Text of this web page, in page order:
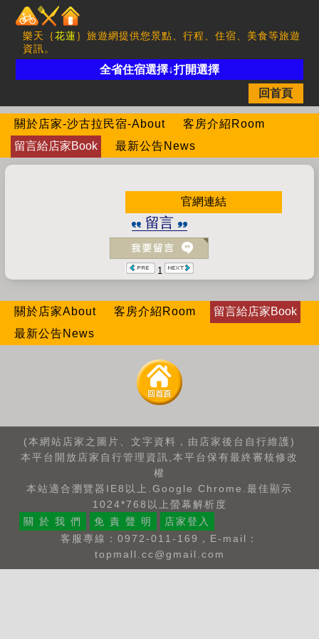
樂天｛花蓮｝旅遊網提供您景點、行程、住宿、美食等旅遊
資訊。
全省住宿選擇↓打開選擇
回首頁
關於店家-沙古拉民宿-About
客房介紹Room
留言給店家Book
最新公告News
官網連結
留言
1
關於店家About 客房介紹Room
留言給店家Book
最新公告News
(本網站店家之圖片、文字資料，由店家後台自行維護)
本平台開放店家自行管理資訊,本平台保有最終審核修改
權
本站適合瀏覽器IE8以上.Google Chrome.最佳顯示
1024*768以上螢幕解析度
關 於 我 們
免 責 聲 明
店家登入
客服專線：0972-011-169，E-mail：
topmall.cc@gmail.com